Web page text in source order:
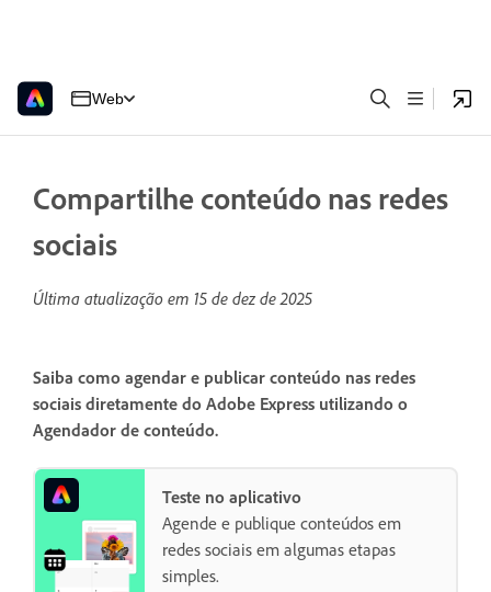
Web
Compartilhe conteúdo nas redes
sociais
Última atualização em 15 de dez de 2025
Saiba como agendar e publicar conteúdo nas redes
sociais diretamente do Adobe Express utilizando o
Agendador de conteúdo.
Teste no aplicativo
Agende e publique conteúdos em
redes sociais em algumas etapas
simples.